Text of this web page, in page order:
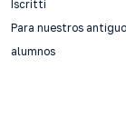
Iscritti
Para nuestros
alumnos